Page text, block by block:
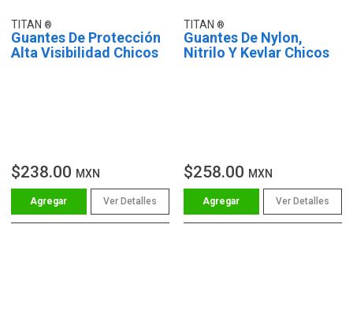
TITAN
Guantes De Protección
Alta Visibilidad Chicos
$238.00 MXN
Ver Detalles
TITAN
Guantes De Nylon,
Nitrilo Y Kevlar Chicos
$258.00 MXN
Ver Detalles